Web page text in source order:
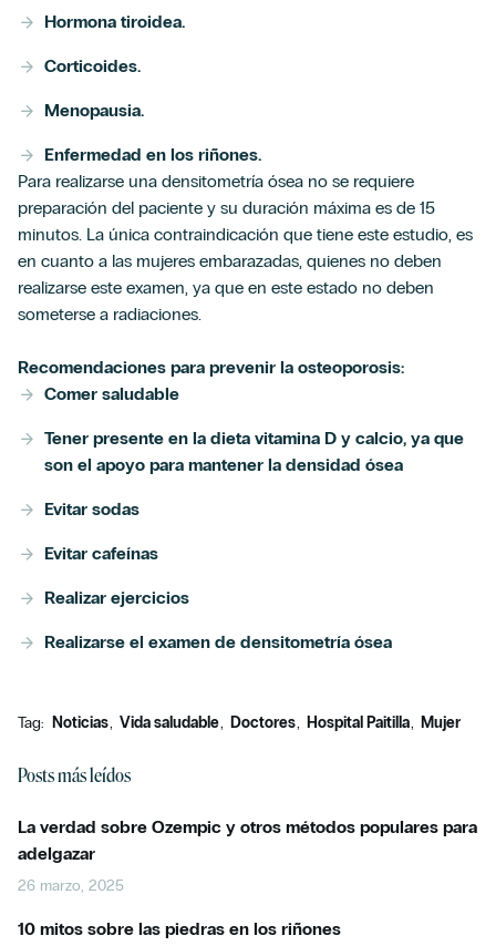
Hormona tiroidea.
Corticoides.
Menopausia.
Enfermedad en los riñones.
Para realizarse una densitometría ósea no se requiere
preparación del paciente y su duración máxima es de 15
minutos. La única contraindicación que tiene este estudio, es
en cuanto a las mujeres embarazadas, quienes no deben
realizarse este examen, ya que en este estado no deben
someterse a radiaciones.
Recomendaciones para prevenir la osteoporosis:
Comer saludable
Tener presente en la dieta vitamina D y calcio, ya que
son el apoyo para mantener la densidad ósea
Evitar sodas
Evitar cafeínas
Realizar ejercicios
Realizarse el examen de densitometría ósea
Tag: Noticias Vida saludable Doctores Hospital Paitilla Mujer
Posts más leídos
La verdad sobre Ozempic y otros métodos populares para
adelgazar
26 marzo, 2025
10 mitos sobre las piedras en los riñones